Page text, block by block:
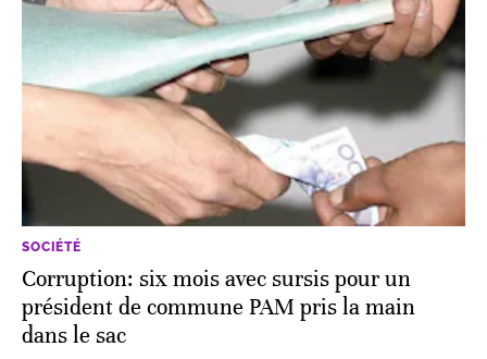
SOCIÉTÉ
Corruption: six mois avec sursis pour un
président de commune PAM pris la main
dans le sac